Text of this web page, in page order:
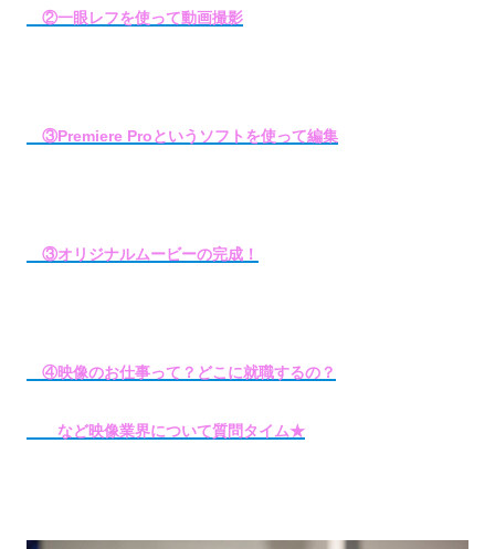
②一眼レフを使って動画撮影
③Premiere Proというソフトを使って編集
③オリジナルムービーの完成！
④映像のお仕事って？どこに就職するの？
など映像業界について質問タイム★